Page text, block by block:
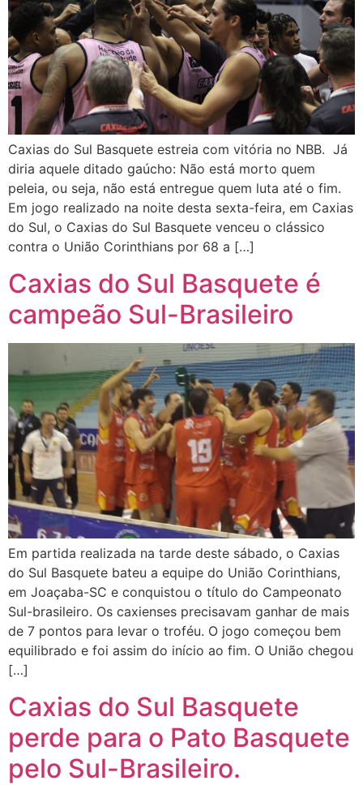
Caxias do Sul Basquete estreia com vitória no NBB. Já
diria aquele ditado gaúcho: Não está morto quem
peleia, ou seja, não está entregue quem luta até o fim.
Em jogo realizado na noite desta sexta-feira, em Caxias
do Sul, o Caxias do Sul Basquete venceu o clássico
contra o União Corinthians por 68 a […]
Caxias do Sul Basquete é
campeão Sul-Brasileiro
Em partida realizada na tarde deste sábado, o Caxias
do Sul Basquete bateu a equipe do União Corinthians,
em Joaçaba-SC e conquistou o título do Campeonato
Sul-brasileiro. Os caxienses precisavam ganhar de mais
de 7 pontos para levar o troféu. O jogo começou bem
equilibrado e foi assim do início ao fim. O União chegou
[…]
Caxias do Sul Basquete
perde para o Pato Basquete
pelo Sul-Brasileiro.